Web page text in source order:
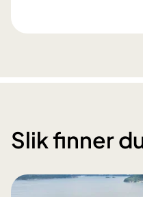
Slik finner